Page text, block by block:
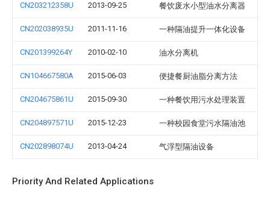
CN203212358U 2013-09-25 餐饮废水小型油水分离器
CN202038935U 2011-11-16 一种隔油提升一体化设备
CN201399264Y 2010-02-10 油水分离机
CN104667580A 2015-06-03 便捷餐厨油脂分离方法
CN204675861U 2015-09-30 一种餐饮用污水处理装置
CN204897571U 2015-12-23 一种校园食堂污水隔油池
CN202898074U 2013-04-24 气浮型隔油设备
Priority And Related Applications